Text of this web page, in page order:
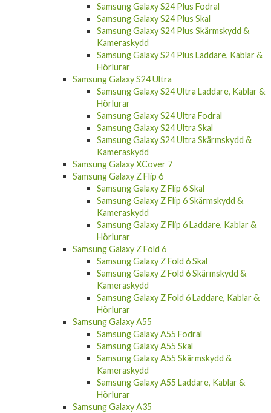
Samsung Galaxy S24 Plus Fodral
Samsung Galaxy S24 Plus Skal
Samsung Galaxy S24 Plus Skärmskydd &
Kameraskydd
Samsung Galaxy S24 Plus Laddare, Kablar &
Hörlurar
Samsung Galaxy S24 Ultra
Samsung Galaxy S24 Ultra Laddare, Kablar &
Hörlurar
Samsung Galaxy S24 Ultra Fodral
Samsung Galaxy S24 Ultra Skal
Samsung Galaxy S24 Ultra Skärmskydd &
Kameraskydd
Samsung Galaxy XCover 7
Samsung Galaxy Z Flip 6
Samsung Galaxy Z Flip 6 Skal
Samsung Galaxy Z Flip 6 Skärmskydd &
Kameraskydd
Samsung Galaxy Z Flip 6 Laddare, Kablar &
Hörlurar
Samsung Galaxy Z Fold 6
Samsung Galaxy Z Fold 6 Skal
Samsung Galaxy Z Fold 6 Skärmskydd &
Kameraskydd
Samsung Galaxy Z Fold 6 Laddare, Kablar &
Hörlurar
Samsung Galaxy A55
Samsung Galaxy A55 Fodral
Samsung Galaxy A55 Skal
Samsung Galaxy A55 Skärmskydd &
Kameraskydd
Samsung Galaxy A55 Laddare, Kablar &
Hörlurar
Samsung Galaxy A35